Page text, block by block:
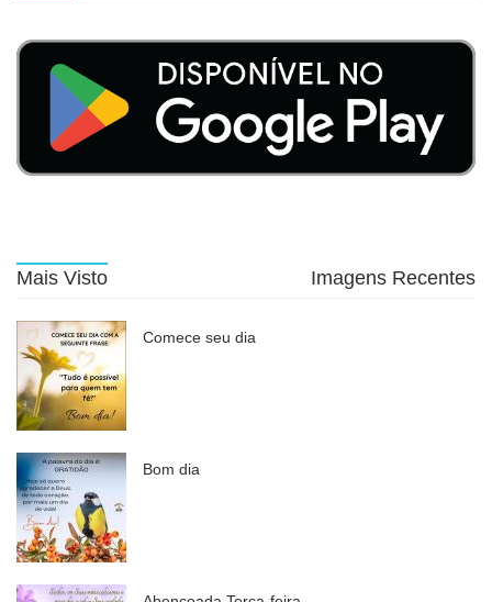
Mais Visto Imagens Recentes
Comece seu dia
Bom dia